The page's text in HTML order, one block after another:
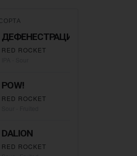
ДЕФЕНЕСТРАЦИЯ
RED ROCKET
POW!
RED ROCKET
DALION
RED ROCKET